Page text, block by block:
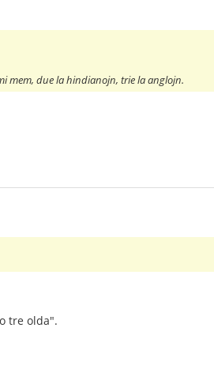
mem, due la hindianojn, trie la anglojn.
tre olda".